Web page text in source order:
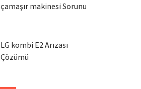
çamaşır makinesi Sorunu
LG kombi E2 Arızası
Çözümü